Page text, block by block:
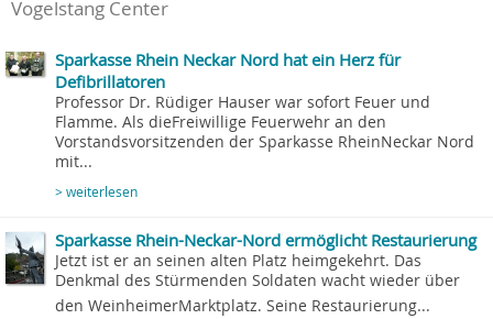
Vogelstang Center
Sparkasse Rhein Neckar Nord hat ein Herz für
Defibrillatoren
Professor Dr. Rüdiger Hauser war sofort Feuer und
Flamme. Als dieFreiwillige Feuerwehr an den
Vorstandsvorsitzenden der Sparkasse RheinNeckar Nord
mit...
> weiterlesen
Sparkasse Rhein-Neckar-Nord ermöglicht Restaurierung
Jetzt ist er an seinen alten Platz heimgekehrt. Das
Denkmal des Stürmenden Soldaten wacht wieder über
den WeinheimerMarktplatz. Seine Restaurierung...